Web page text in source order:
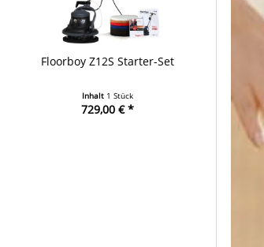
Floorboy Z12S Starter-Set
Inhalt 1 Stück
729,00 € *